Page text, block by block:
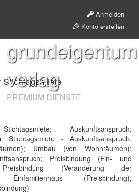
Anmelden
Konto erstellen
verlag
PREMIUM DIENSTE
Auskunftsanspruch;
Stichtagsmiete - Auskunftsanspruch;
Umbau (von Wohnräumen);
Preisbindung (Ein- und
Preisbindung (Veränderung der
Einfamilienhaus (Preisbindung);